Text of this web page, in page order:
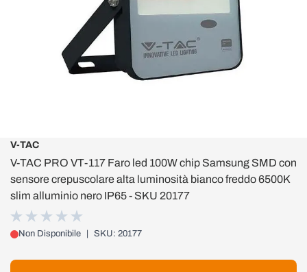
V-TAC
V-TAC PRO VT-117 Faro led 100W chip Samsung SMD con
sensore crepuscolare alta luminosità bianco freddo 6500K
slim alluminio nero IP65 - SKU 20177
Non Disponibile SKU: 20177